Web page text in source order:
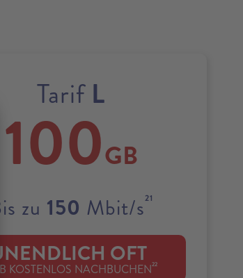
Tarif L
100GB
zu 150 Mbit/s21
OFT
KOSTENLOS NACHBUCHEN22